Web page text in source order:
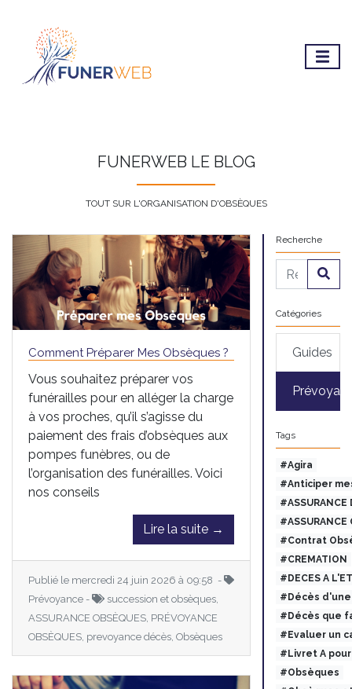
FUNERWEB LE BLOG
TOUT SUR L'ORGANISATION D'OBSÈQUES
Comment Préparer Mes Obsèques ?
Vous souhaitez préparer vos
funérailles pour en alléger la charge
à vos proches, qu’il s’agisse du
paiement des frais d’obsèques aux
pompes funèbres, ou de
l’organisation des funérailles. Voici
nos conseils
Lire la suite →
Publié le mercredi 24 juin 2026 à 09:58 -
Prévoyance -
succession et obsèques,
ASSURANCE OBSÈQUES, PRÉVOYANCE
OBSÈQUES, prevoyance décès, Obsèques
Recherche
Catégories
Guides
Tags
#Agira
#Anticiper
#ASSURANCE
#ASSURANCE
#Contrat
#CREMATION
#DECES A
#Décès
#Décès que
#Evaluer un
#Livret A
#Obsèques